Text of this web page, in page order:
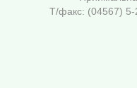
Т/факс: